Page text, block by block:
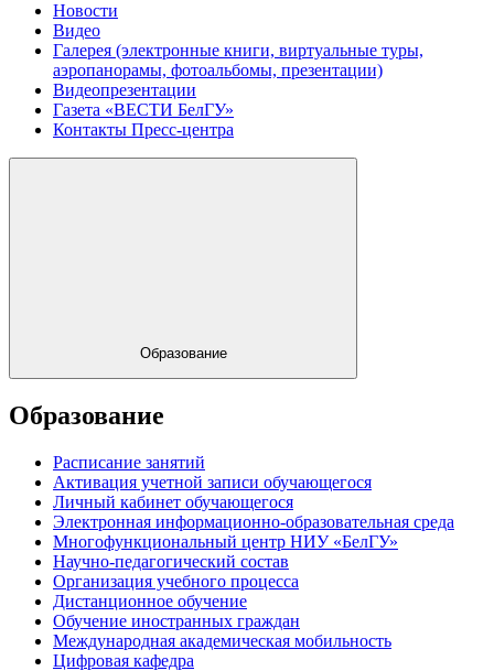
Новости
Видео
Галерея (электронные книги, виртуальные туры,
аэропанорамы, фотоальбомы, презентации)
Видеопрезентации
Газета «ВЕСТИ БелГУ»
Контакты Пресс-центра
Образование
Образование
Расписание занятий
Активация учетной записи обучающегося
Личный кабинет обучающегося
Электронная информационно-образовательная среда
Многофункциональный центр НИУ «БелГУ»
Научно-педагогический состав
Организация учебного процесса
Дистанционное обучение
Обучение иностранных граждан
Международная академическая мобильность
Цифровая кафедра